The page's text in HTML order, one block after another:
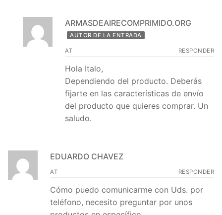
ARMASDEAIRECOMPRIMIDO.ORG
AUTOR DE LA ENTRADA
AT RESPONDER
Hola Italo,
Dependiendo del producto. Deberás
fijarte en las características de envío
del producto que quieres comprar. Un
saludo.
EDUARDO CHAVEZ
AT RESPONDER
Cómo puedo comunicarme con Uds. por
teléfono, necesito preguntar por unos